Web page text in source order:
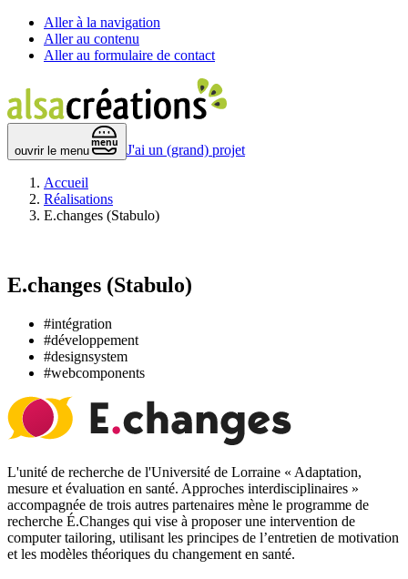
Aller à la navigation
Aller au contenu
Aller au formulaire de contact
ouvrir le menu
menu
J'ai un (grand) projet
Accueil
Réalisations
E.changes (Stabulo)
E.changes (Stabulo)
#intégration
#développement
#designsystem
#webcomponents
L'unité de recherche de l'Université de Lorraine « Adaptation,
mesure et évaluation en santé. Approches interdisciplinaires »
accompagnée de trois autres partenaires mène le programme de
recherche É.Changes qui vise à proposer une intervention de
computer tailoring, utilisant les principes de l’entretien de motivation
et les modèles théoriques du changement en santé.